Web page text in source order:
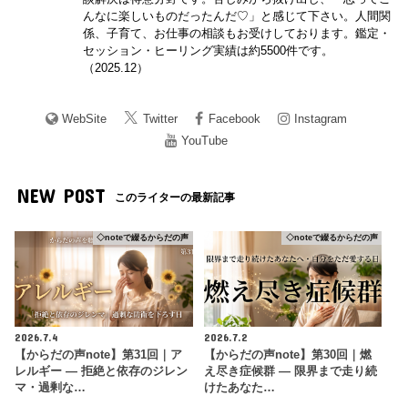
んなに楽しいものだったんだ♡」と感じて下さい。人間関
係、子育て、お仕事の相談もお受けしております。鑑定・
セッション・ヒーリング実績は約5500件です。
（2025.12）
WebSite Twitter Facebook
Instagram
YouTube
NEW POST このライターの最新記事
◇noteで綴るからだの声
2026.7.4
【からだの声note】第31回｜ア
レルギー ― 拒絶と依存のジレン
マ・過剰な…
◇noteで綴るからだの声
2026.7.2
【からだの声note】第30回｜燃
え尽き症候群 ― 限界まで走り続
けたあなた…